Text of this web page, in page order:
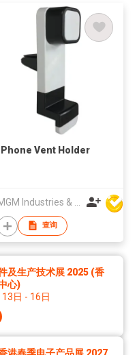
Phone Vent Holder
查询
及生产技术展 2025 (香
心)
日 - 16日